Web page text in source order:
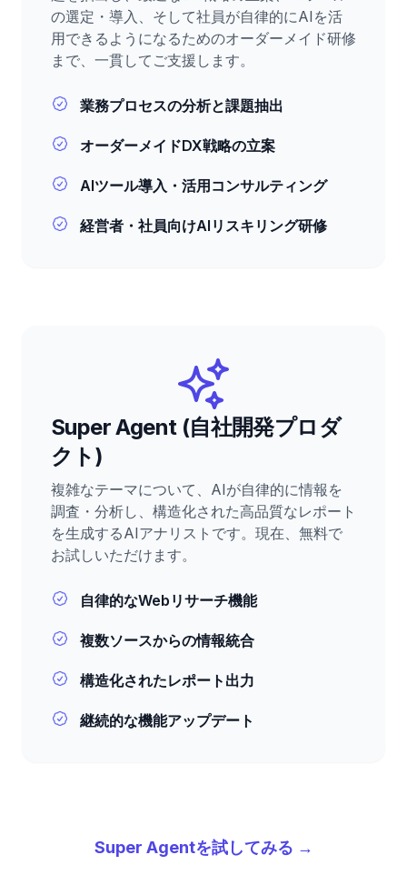
の選定・導入、そして社員が自律的にAIを活
用できるようになるためのオーダーメイド研修
まで、一貫してご支援します。
業務プロセスの分析と課題抽出
オーダーメイドDX戦略の立案
AIツール導入・活用コンサルティング
経営者・社員向けAIリスキリング研修
Super Agent (自社開発プロダ
クト)
複雑なテーマについて、AIが自律的に情報を
調査・分析し、構造化された高品質なレポート
を生成するAIアナリストです。現在、無料で
お試しいただけます。
自律的なWebリサーチ機能
複数ソースからの情報統合
構造化されたレポート出力
継続的な機能アップデート
Super Agentを試してみる →